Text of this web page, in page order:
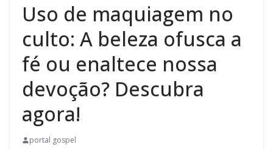
Uso de maquiagem no
culto: A beleza ofusca a
fé ou enaltece nossa
devoção? Descubra
agora!
portal gospel